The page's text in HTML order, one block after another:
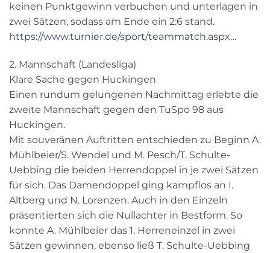
keinen Punktgewinn verbuchen und unterlagen in
zwei Sätzen, sodass am Ende ein 2:6 stand.
https://www.turnier.de/sport/teammatch.aspx…
2. Mannschaft (Landesliga)
Klare Sache gegen Huckingen
Einen rundum gelungenen Nachmittag erlebte die
zweite Mannschaft gegen den TuSpo 98 aus
Huckingen.
Mit souveränen Auftritten entschieden zu Beginn A.
Mühlbeier/S. Wendel und M. Pesch/T. Schulte-
Uebbing die beiden Herrendoppel in je zwei Sätzen
für sich. Das Damendoppel ging kampflos an I.
Altberg und N. Lorenzen. Auch in den Einzeln
präsentierten sich die Nullachter in Bestform. So
konnte A. Mühlbeier das 1. Herreneinzel in zwei
Sätzen gewinnen, ebenso ließ T. Schulte-Uebbing